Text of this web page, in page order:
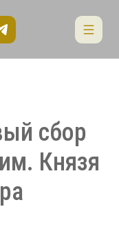
сбор
Князя